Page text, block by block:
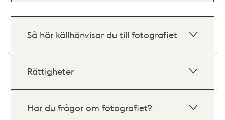
Så här källhänvisar du till fotografiet
Rättigheter
Har du frågor om fotografiet?